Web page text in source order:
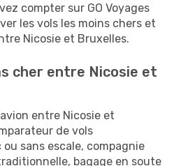
compter sur GO Voyages
les vols les moins chers et
Nicosie et Bruxelles.
cher entre Nicosie et
entre Nicosie et
de vols
ou sans escale, compagnie
bagage en soute